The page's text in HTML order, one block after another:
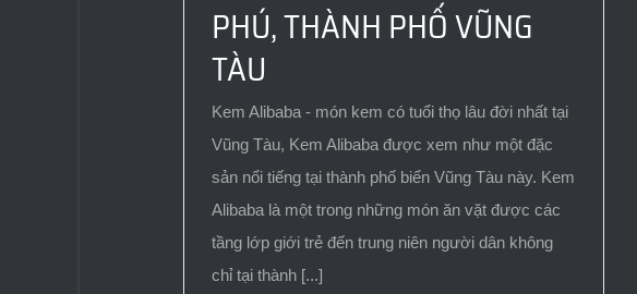
PHÚ, THÀNH PHỐ VŨNG
TÀU
Kem Alibaba - món kem có tuổi thọ lâu đời nhất tại
Vũng Tàu, Kem Alibaba được xem như một đặc
sản nổi tiếng tại thành phố biển Vũng Tàu này. Kem
Alibaba là một trong những món ăn vặt được các
tầng lớp giới trẻ đến trung niên người dân không
chỉ tại thành [...]